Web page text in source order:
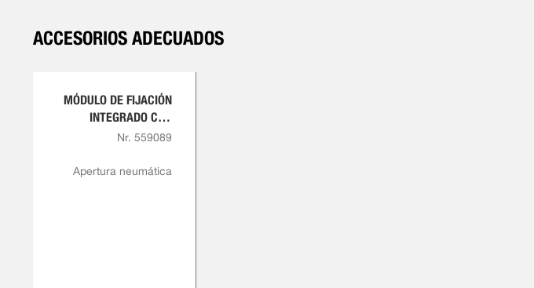
ACCESORIOS ADECUADOS
MÓDULO DE FIJACIÓN
INTEGRADO CON
DETECCIÓN DE
APERTURA Y BLOQUEO
Nr. 559089
Apertura neumática